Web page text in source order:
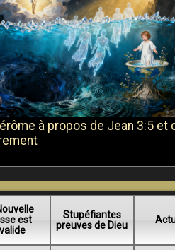
à propos de Jean 3:5 et
est
Stupéfiantes
preuves de Dieu